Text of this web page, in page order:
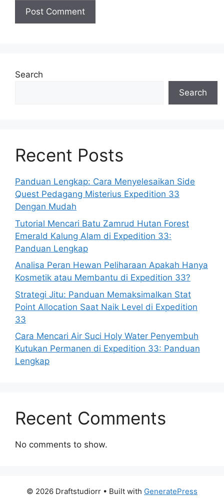
Search
Search
Recent Posts
Panduan Lengkap: Cara Menyelesaikan Side
Quest Pedagang Misterius Expedition 33
Dengan Mudah
Tutorial Mencari Batu Zamrud Hutan Forest
Emerald Kalung Alam di Expedition 33:
Panduan Lengkap
Analisa Peran Hewan Peliharaan Apakah Hanya
Kosmetik atau Membantu di Expedition 33?
Strategi Jitu: Panduan Memaksimalkan Stat
Point Allocation Saat Naik Level di Expedition
33
Cara Mencari Air Suci Holy Water Penyembuh
Kutukan Permanen di Expedition 33: Panduan
Lengkap
Recent Comments
No comments to show.
© 2026 Draftstudiorr • Built with GeneratePress